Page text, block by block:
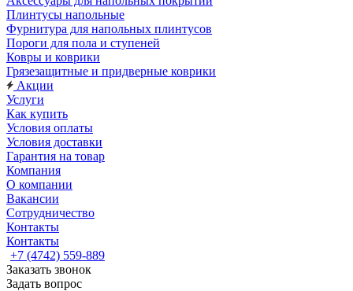
Плинтусы напольные
Фурнитура для напольных плинтусов
Пороги для пола и ступеней
Ковры и коврики
Грязезащитные и придверные коврики
Акции
Услуги
Как купить
Условия оплаты
Условия доставки
Гарантия на товар
Компания
О компании
Вакансии
Сотрудничество
Контакты
Контакты
+7 (4742) 559-889
Заказать звонок
Задать вопрос